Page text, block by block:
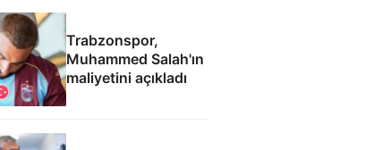
Trabzonspor,
Muhammed Salah'ın
maliyetini açıkladı